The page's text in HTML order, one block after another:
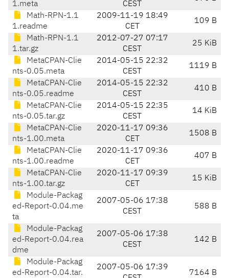
1.meta CEST
Math-RPN-1.1
1.readme
2009-11-19 18:49
CET
109 B
Math-RPN-1.1
1.tar.gz
2012-07-27 07:17
CEST
25 KiB
MetaCPAN-Clie
nts-0.05.meta
2014-05-15 22:32
CEST
1119 B
MetaCPAN-Clie
nts-0.05.readme
2014-05-15 22:32
CEST
410 B
MetaCPAN-Clie
nts-0.05.tar.gz
2014-05-15 22:35
CEST
14 KiB
MetaCPAN-Clie
nts-1.00.meta
2020-11-17 09:36
CET
1508 B
MetaCPAN-Clie
nts-1.00.readme
2020-11-17 09:36
CET
407 B
MetaCPAN-Clie
nts-1.00.tar.gz
2020-11-17 09:39
CET
15 KiB
Module-Packag
ed-Report-0.04.me
ta
2007-05-06 17:38
CEST
588 B
Module-Packag
ed-Report-0.04.rea
dme
2007-05-06 17:38
CEST
142 B
Module-Packag
ed-Report-0.04.tar.
2007-05-06 17:39
7164 B